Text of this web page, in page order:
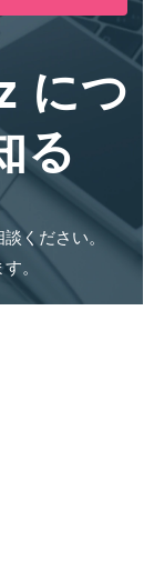
につ
る
ください。
。